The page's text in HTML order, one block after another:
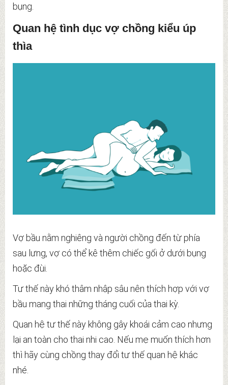
bụng.
Quan hệ tình dục vợ chồng kiểu úp
thìa
Vợ bầu nằm nghiêng và người chồng đến từ phía
sau lưng, vợ có thể kê thêm chiếc gối ở dưới bụng
hoặc đùi.
Tư thế này khó thâm nhập sâu nên thích hợp với vợ
bầu mang thai những tháng cuối của thai kỳ.
Quan hệ tư thế này không gây khoái cảm cao nhưng
lại an toàn cho thai nhi cao. Nếu mẹ muốn thích hơn
thì hãy cùng chồng thay đổi tư thế quan hệ khác
nhé.